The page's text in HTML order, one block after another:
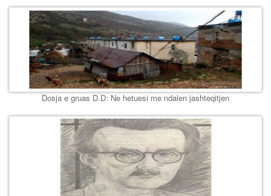
Dosja e gruas D.D: Ne hetuesi me ndalen jashteqitjen